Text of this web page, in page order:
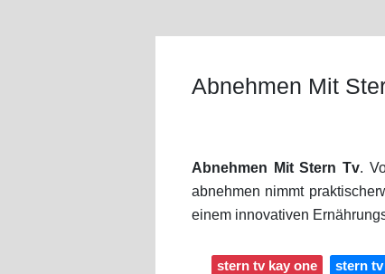
Abnehmen Mit
Abnehmen Mit Stern Tv.
abnehmen nimmt
einem innovativen
stern tv kay one stern